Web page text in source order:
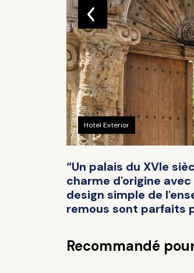
Hotel Exterior
“Un palais du XVIe
charme d'origine
design simple de
remous sont parfaits
Recommandé